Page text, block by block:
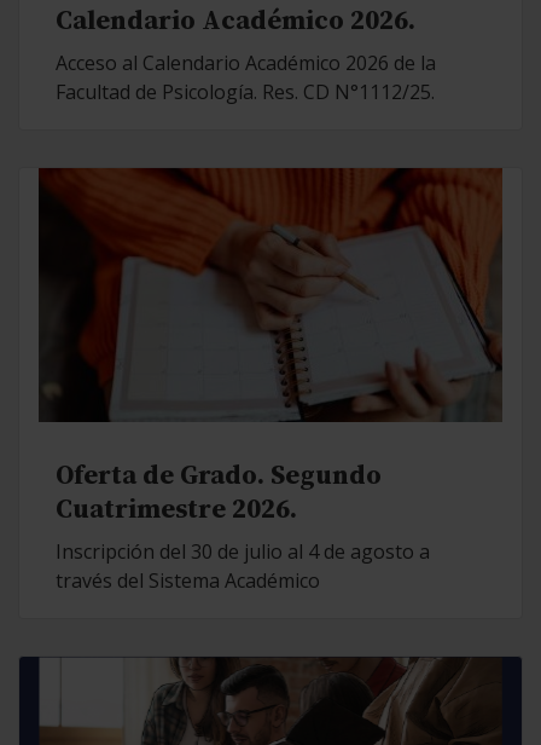
Calendario Académico 2026.
Acceso al Calendario Académico 2026 de la
Facultad de Psicología. Res. CD N°1112/25.
Oferta de Grado. Segundo
Cuatrimestre 2026.
Inscripción del 30 de julio al 4 de agosto a
través del Sistema Académico